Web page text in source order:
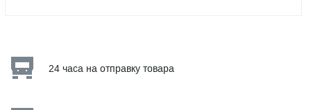
24 часа на отправку товара